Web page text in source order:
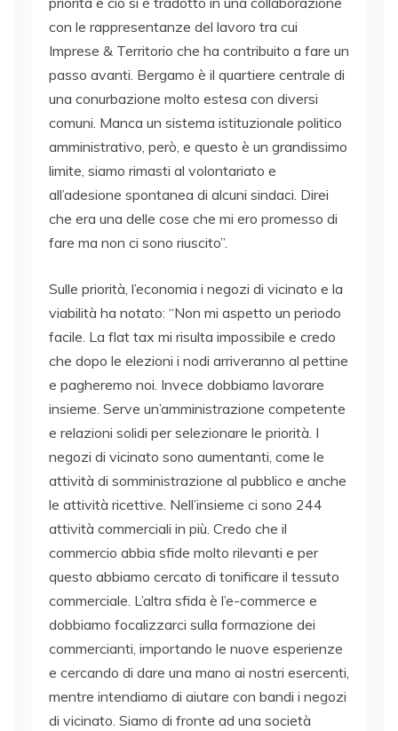
con le rappresentanze del lavoro tra cui
Imprese & Territorio che ha contribuito a fare un
passo avanti. Bergamo è il quartiere centrale di
una conurbazione molto estesa con diversi
comuni. Manca un sistema istituzionale politico
amministrativo, però, e questo è un grandissimo
limite, siamo rimasti al volontariato e
all’adesione spontanea di alcuni sindaci. Direi
che era una delle cose che mi ero promesso di
fare ma non ci sono riuscito”.
Sulle priorità, l’economia i negozi di vicinato e la
viabilità ha notato: “Non mi aspetto un periodo
facile. La flat tax mi risulta impossibile e credo
che dopo le elezioni i nodi arriveranno al pettine
e pagheremo noi. Invece dobbiamo lavorare
insieme. Serve un’amministrazione competente
e relazioni solidi per selezionare le priorità. I
negozi di vicinato sono aumentanti, come le
attività di somministrazione al pubblico e anche
le attività ricettive. Nell’insieme ci sono 244
attività commerciali in più. Credo che il
commercio abbia sfide molto rilevanti e per
questo abbiamo cercato di tonificare il tessuto
commerciale. L’altra sfida è l’e-commerce e
dobbiamo focalizzarci sulla formazione dei
commercianti, importando le nuove esperienze
e cercando di dare una mano ai nostri esercenti,
mentre intendiamo di aiutare con bandi i negozi
di vicinato. Siamo di fronte ad una società